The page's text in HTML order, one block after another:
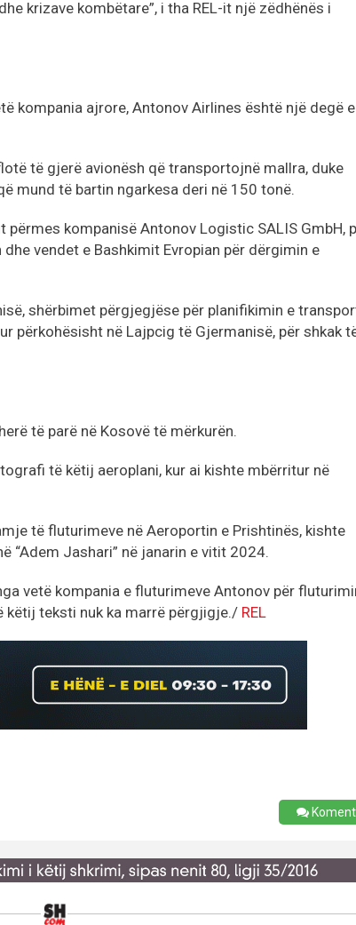
krizave kombëtare”, i tha REL-it një zëdhënës i
kompania ajrore, Antonov Airlines është një degë e
të gjerë avionësh që transportojnë mallra, duke
mund të bartin ngarkesa deri në 150 tonë.
kompanisë Antonov Logistic SALIS GmbH,
vendet e Bashkimit Evropian për dërgimin e
shërbimet përgjegjëse për planifikimin e
përkohësisht në Lajpcig të Gjermanisë, për shkak
të parë në Kosovë të mërkurën.
të këtij aeroplani, kur ai kishte mbërritur në
të fluturimeve në Aeroportin e Prishtinës, kishte
“Adem Jashari” në janarin e vitit 2024.
vetë kompania e fluturimeve Antonov për
këtij teksti nuk ka marrë përgjigje./ REL